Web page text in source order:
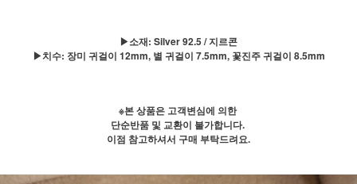
▶소재: Silver 92.5 / 지르콘
▶치수: 장미 귀걸이 12mm, 별 귀걸이 7.5mm, 꽃진주 귀걸이 8.5mm
※본 상품은 고객변심에 의한
단순반품 및 교환이 불가합니다.
이점 참고하셔서 구매 부탁드려요.